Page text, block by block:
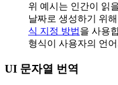
위 예시는 인간이 읽
날짜로 생성하기 위해
식 지정 방법을 사용
형식이 사용자의 언
UI 문자열 번역